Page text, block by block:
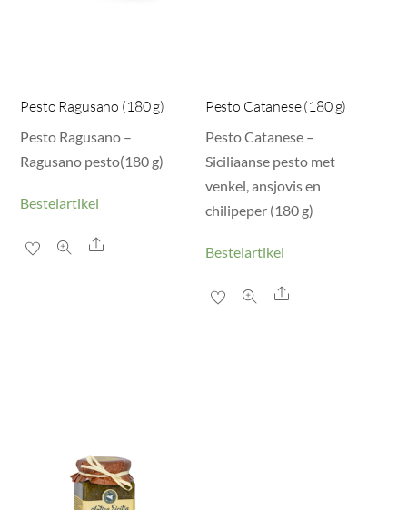
Pesto Ragusano (180 g)
Pesto Ragusano –
Ragusano pesto(180 g)
Bestelartikel
Share
Pesto Catanese (180 g)
Pesto Catanese –
Siciliaanse pesto met
venkel, ansjovis en
chilipeper (180 g)
Bestelartikel
Share